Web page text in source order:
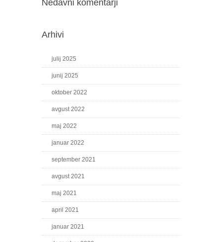
Nedavni komentarji
Arhivi
julij 2025
junij 2025
oktober 2022
avgust 2022
maj 2022
januar 2022
september 2021
avgust 2021
maj 2021
april 2021
januar 2021